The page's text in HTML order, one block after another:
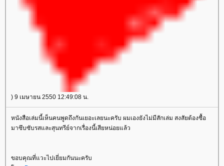
) 9 เมษายน 2550 12:49:08 น.
หนังสือเล่มนี้เห็นคนพูดถึงกันเยอะเลยนะครับ ผมเองยังไม่มีสักเล่ม สงสัยต้องซื้อ
มาซึบซับรสและสุนทรีย์จากเรื่องนี้เสียหน่อยแล้ว
ขอบคุณที่แวะไปเยี่ยมกันนะครับ